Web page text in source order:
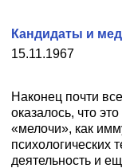
15.11.1967
Кандидаты и
Наконец почти
оказалось, что
«мелочи», как
психологических
деятельность и